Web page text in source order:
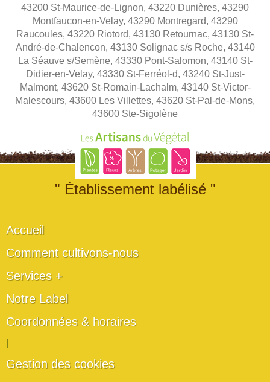
43200 St-Maurice-de-Lignon, 43220 Dunières, 43290
Montfaucon-en-Velay, 43290 Montregard, 43290
Raucoules, 43220 Riotord, 43130 Retournac, 43130 St-
André-de-Chalencon, 43130 Solignac s/s Roche, 43140
La Séauve s/Semène, 43330 Pont-Salomon, 43140 St-
Didier-en-Velay, 43330 St-Ferréol-d, 43240 St-Just-
Malmont, 43620 St-Romain-Lachalm, 43140 St-Victor-
Malescours, 43600 Les Villettes, 43620 St-Pal-de-Mons,
43600 Ste-Sigolène
" Établissement labélisé "
Accueil
Comment cultivons-nous
Services +
Notre Label
Coordonnées & horaires
Gestion des cookies